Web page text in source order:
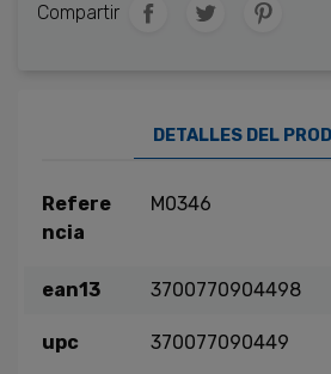
Compartir
DETALLES DEL
Refere
ncia
M0346
ean13 3700770904498
upc 370077090449